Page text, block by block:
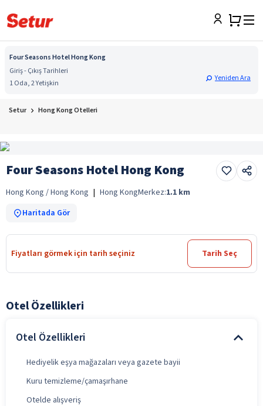
Four Seasons Hotel Hong Kong
Giriş - Çıkış Tarihleri
1 Oda, 2 Yetişkin
Yeniden Ara
Setur Hong Kong Otelleri
Four Seasons Hotel Hong Kong
Hong Kong / Hong Kong | Hong KongMerkez:1.1 km
Haritada Gör
Fiyatları görmek için tarih seçiniz Tarih Seç
Otel Özellikleri
Otel Özellikleri
Hediyelik eşya mağazaları veya gazete bayii
Kuru temizleme/çamaşırhane
Otelde alışveriş